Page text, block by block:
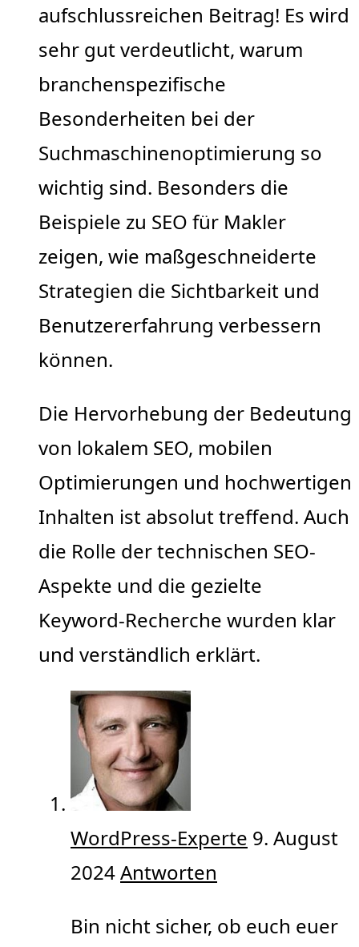
aufschlussreichen Beitrag! Es wird
sehr gut verdeutlicht, warum
branchenspezifische
Besonderheiten bei der
Suchmaschinenoptimierung so
wichtig sind. Besonders die
Beispiele zu SEO für Makler
zeigen, wie maßgeschneiderte
Strategien die Sichtbarkeit und
Benutzererfahrung verbessern
können.
Die Hervorhebung der Bedeutung
von lokalem SEO, mobilen
Optimierungen und hochwertigen
Inhalten ist absolut treffend. Auch
die Rolle der technischen SEO-
Aspekte und die gezielte
Keyword-Recherche wurden klar
und verständlich erklärt.
WordPress-Experte 9. August
2024Antworten
Bin nicht sicher, ob euch euer